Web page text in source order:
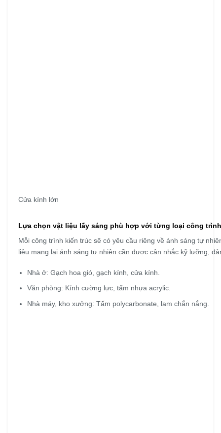
Cửa kính lớn
Lựa chọn vật liệu lấy sáng phù hợp với từng loại công trình
Mỗi công trình kiến trúc sẽ có yêu cầu riêng về ánh sáng tự
liệu mang lại ánh sáng tự nhiên cần được cân nhắc kỹ lưỡng,
Nhà ở: Gạch hoa gió, gạch kính, cửa kính.
Văn phòng: Kính cường lực, tấm nhựa acrylic.
Nhà máy, kho xưởng: Tấm polycarbonate, lam chắn nắng.